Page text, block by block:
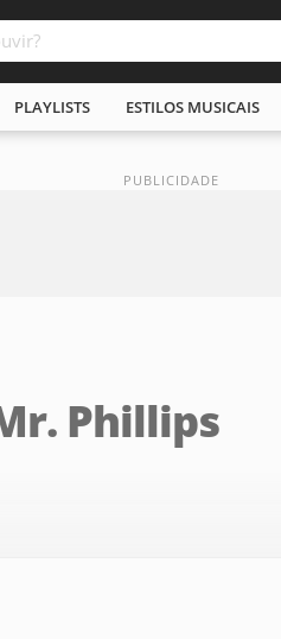
PLAYLISTS ESTILOS MUSICAIS
Phillips